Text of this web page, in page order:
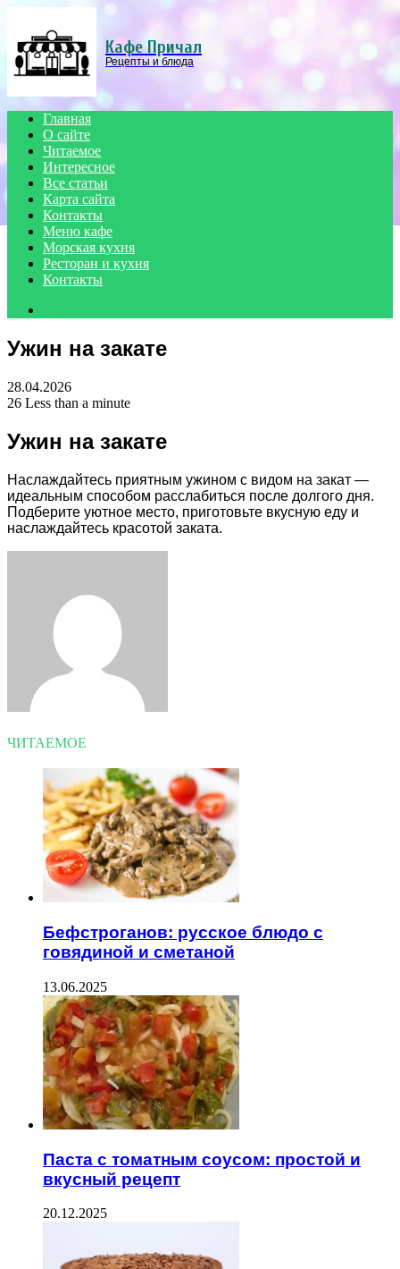
Кафе Причал
Рецепты и блюда
Главная
О сайте
Читаемое
Интересное
Все статьи
Карта сайта
Контакты
Меню кафе
Морская кухня
Ресторан и кухня
Контакты
Ужин на закате
28.04.2026
26 Less than a minute
Ужин на закате
Наслаждайтесь приятным ужином с видом на закат —
идеальным способом расслабиться после долгого дня.
Подберите уютное место, приготовьте вкусную еду и
наслаждайтесь красотой заката.
ЧИТАЕМОЕ
Бефстроганов: русское блюдо с
говядиной и сметаной
13.06.2025
Паста с томатным соусом: простой и
вкусный рецепт
20.12.2025